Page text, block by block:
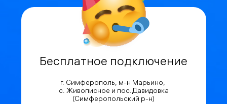
Бесплатное подключение
г. Симферополь, м-н Марьино,
с. Живописное и пос.Давидовка
(Симферопольский р-н)